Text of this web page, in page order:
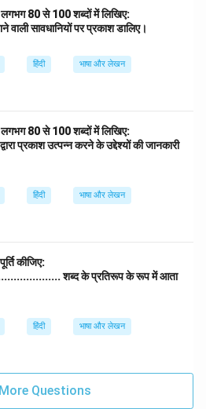
लगभग 80 से 100 शब्दों में लिखिए:
सावधानियों पर प्रकाश डालिए।
हिंदी भाषा और लेखन
लगभग 80 से 100 शब्दों में लिखिए:
प्रकाश उत्पन्न करने के उद्देश्यों की जानकारी
हिंदी भाषा और लेखन
कीजिए:
शब्द के प्रतिरूप के रूप में आता
हिंदी भाषा और लेखन
Questions